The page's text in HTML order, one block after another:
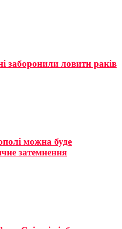
заборонили ловити раків
можна буде
затемнення